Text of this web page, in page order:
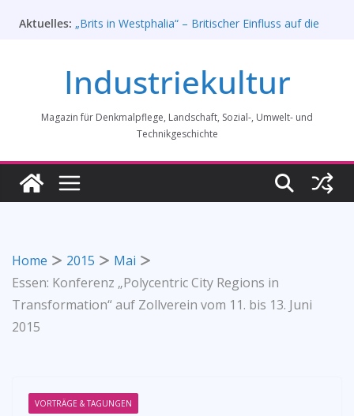
Inhalt
Aktuelles: „Brits in Westphalia“ – Britischer Einfluss auf die
werden – Erfolgreiche Demo am 1. August 2026
Prof. Dr. Rainer Slotta (1.5.1946-16.6.2026)
Vereins für Gussstahlfabrikation 1860 -1945:
Ausstellung in Bochum vom 28. Mai 2026 bis 31.
Rahmenprogramm der Tagung des
Bundesverbands Industriekultur in Augsburg 11/26
Industriekultur
Magazin für Denkmalpflege, Landschaft, Sozial-, Umwelt- und
Technikgeschichte
Home 2015
Mai
Essen: Konferenz „Polycentric City Regions in
Transformation“ auf Zollverein vom 11. bis 13. Juni
2015
VORTRÄGE & TAGUNGEN